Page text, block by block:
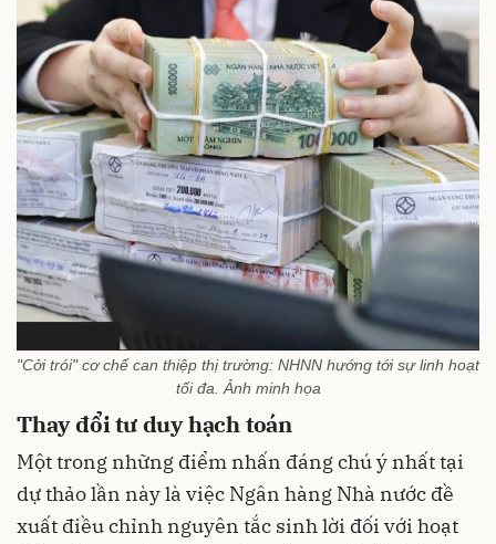
"Cởi trói" cơ chế can thiệp thị trường: NHNN hướng tới sự linh hoạt
tối đa. Ảnh minh họa
Thay đổi tư duy hạch toán
Một trong những điểm nhấn đáng chú ý nhất tại
dự thảo lần này là việc Ngân hàng Nhà nước đề
xuất điều chỉnh nguyên tắc sinh lời đối với hoạt